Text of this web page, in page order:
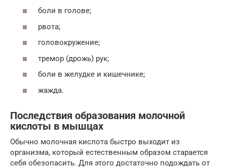
боли в голове;
рвота;
головокружение;
тремор (дрожь) рук;
боли в желудке и кишечнике;
жажда.
Последствия образования молочной
кислоты в мышцах
Обычно молочная кислота быстро выходит из
организма, который естественным образом старается
себя обезопасить. Для этого достаточно подождать от